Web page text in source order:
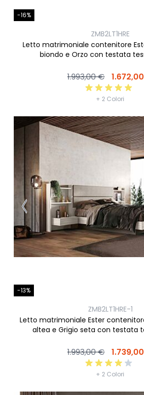
-16%
ZMB2LT1HRE
Letto matrimoniale contenitore
biondo e Orzo con testata
1.993,00 €
+ 2 Colori
-13%
ZMB2LT1HRE-1
Letto matrimoniale Ester
altea e Grigio seta con testata
1.993,00 €
+ 2 Colori